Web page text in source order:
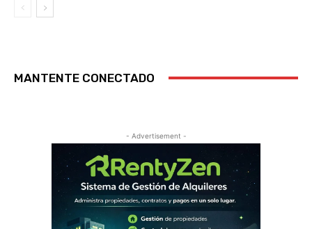
MANTENTE CONECTADO
- Advertisement -